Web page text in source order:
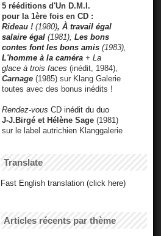
5 rééditions d'Un D.M.I.
pour la 1ère fois en CD :
Rideau ! (1980), À travail égal
salaire égal (1981), Les bons
contes font les bons amis (1983),
L'homme à la caméra + La
glace à trois faces (inédit, 1984),
Carnage (1985) sur Klang Galerie
toutes avec des bonus inédits !
Rendez-vous CD inédit du duo
J-J.Birgé et Hélène Sage (1981)
sur le label autrichien Klanggalerie
Translate
Fast English translation (click here)
Articles récents par thème